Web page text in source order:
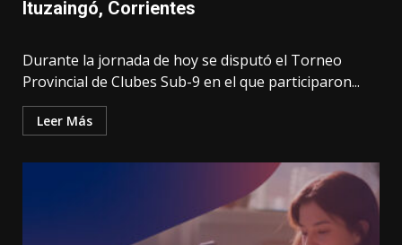
Ituzaingó, Corrientes
Durante la jornada de hoy se disputó el Torneo
Provincial de Clubes Sub-9 en el que participaron...
Leer Más